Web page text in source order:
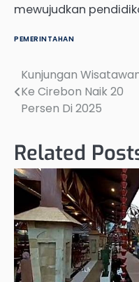
mewujudkan
PEMERINTAHAN
Post
navigation
Kunjungan
Ke Cirebon Naik 20
Persen Di 2025
Related